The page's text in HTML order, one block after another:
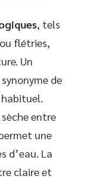
, tels
flétries,
Un
de
entre
une
d’eau. La
claire et